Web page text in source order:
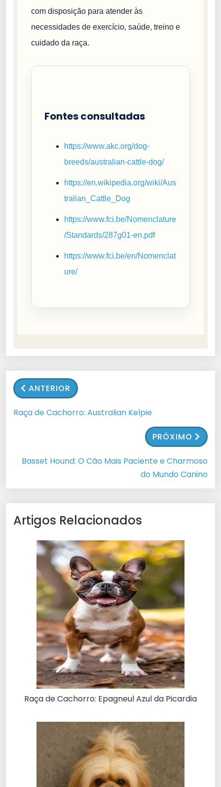
com disposição para atender às
necessidades de exercício, saúde, treino e
cuidado da raça.
Fontes consultadas
https://www.akc.org/dog-
breeds/australian-cattle-dog/
https://en.wikipedia.org/wiki/Aus
tralian_Cattle_Dog
https://www.fci.be/Nomenclature
/Standards/287g01-en.pdf
https://www.fci.be/en/Nomenclat
ure/
ANTERIOR
Raça de Cachorro: Australian Kelpie
PRÓXIMO
Basset Hound: O Cão Mais Paciente e Charmoso
do Mundo Canino
Artigos Relacionados
Raça de Cachorro: Epagneul Azul da Picardia